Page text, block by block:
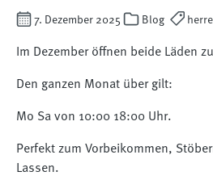
7. Dezember 2025 Blog
Im Dezember öffnen beide Läden
Den ganzen Monat über gilt:
Mo Sa von 10:00 18:00 Uhr.
Perfekt zum Vorbeikommen,
Lassen.